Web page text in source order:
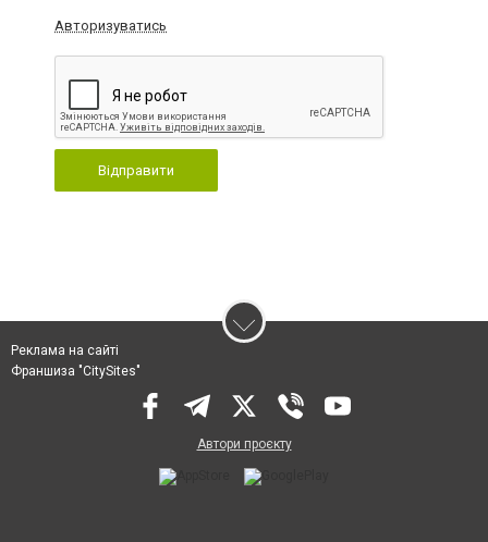
Авторизуватись
Відправити
Реклама на сайті
Франшиза "CitySites"
Автори проєкту